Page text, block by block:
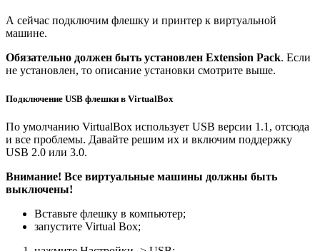
А сейчас подключим флешку и принтер к виртуальной
машине.
Обязательно должен быть установлен Extension Pack. Если
не установлен, то описание установки смотрите выше.
Подключение USB флешки в VirtualBox
По умолчанию VirtualBox использует USB версии 1.1, отсюда
и все проблемы. Давайте решим их и включим поддержку
USB 2.0 или 3.0.
Внимание! Все виртуальные машины должны быть
выключены!
Вставьте флешку в компьютер;
запустите Virtual Box;